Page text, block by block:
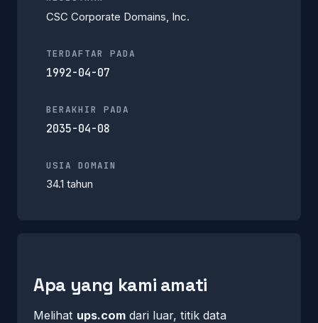
CSC Corporate Domains, Inc.
TERDAFTAR PADA
1992-04-07
BERAKHIR PADA
2035-04-08
USIA DOMAIN
34.1 tahun
Apa yang kami amati
Melihat ups.com dari luar, titik data